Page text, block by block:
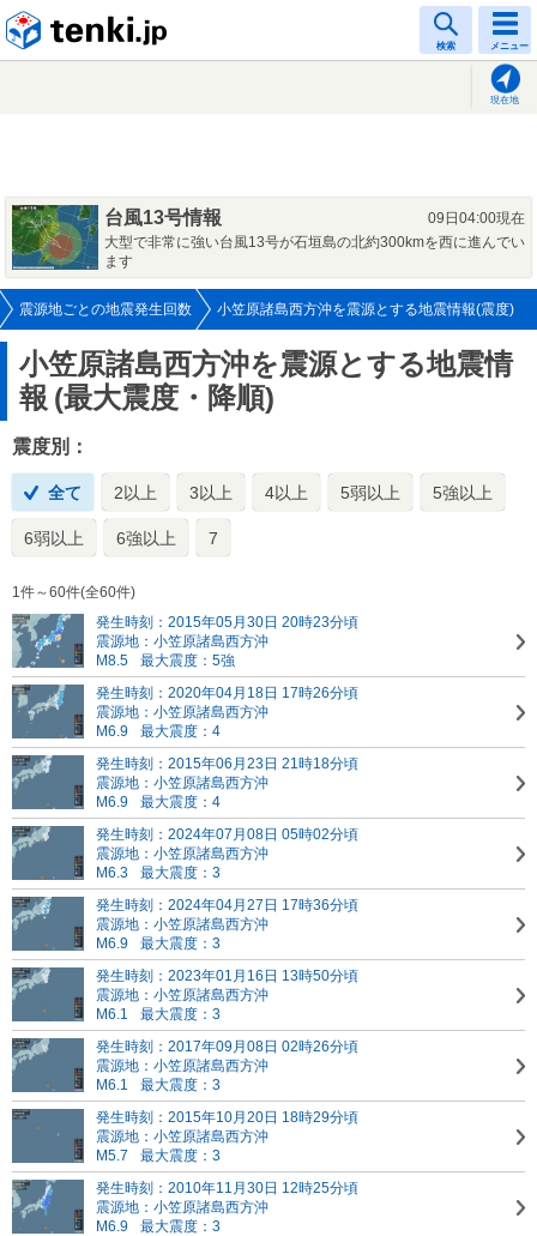
検索 メニュー
現在地
台風13号情報
09日04:00現在
大型で非常に強い台風13号が石垣島の北約300kmを西に進んでい
ます
震源地ごとの地震発生回数 小笠原諸島西方沖を震源とする地震情報(震度)
小笠原諸島西方沖を震源とする地震情
報 (最大震度・降順)
震度別：
全て 2以上 3以上 4以上 5弱以上 5強以上
6弱以上 6強以上 7
1件～60件(全60件)
発生時刻：2015年05月30日 20時23分頃
震源地：小笠原諸島西方沖
M8.5
最大震度：5強
発生時刻：2020年04月18日 17時26分頃
震源地：小笠原諸島西方沖
M6.9
最大震度：4
発生時刻：2015年06月23日 21時18分頃
震源地：小笠原諸島西方沖
M6.9
最大震度：4
発生時刻：2024年07月08日 05時02分頃
震源地：小笠原諸島西方沖
M6.3
最大震度：3
発生時刻：2024年04月27日 17時36分頃
震源地：小笠原諸島西方沖
M6.9
最大震度：3
発生時刻：2023年01月16日 13時50分頃
震源地：小笠原諸島西方沖
M6.1
最大震度：3
発生時刻：2017年09月08日 02時26分頃
震源地：小笠原諸島西方沖
M6.1
最大震度：3
発生時刻：2015年10月20日 18時29分頃
震源地：小笠原諸島西方沖
M5.7
最大震度：3
発生時刻：2010年11月30日 12時25分頃
震源地：小笠原諸島西方沖
M6.9
最大震度：3